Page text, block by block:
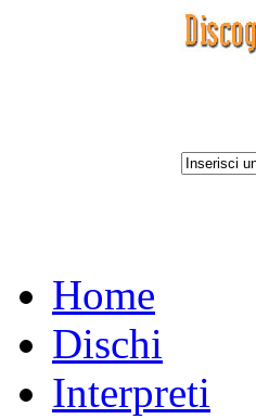
Home
Dischi
Interpreti